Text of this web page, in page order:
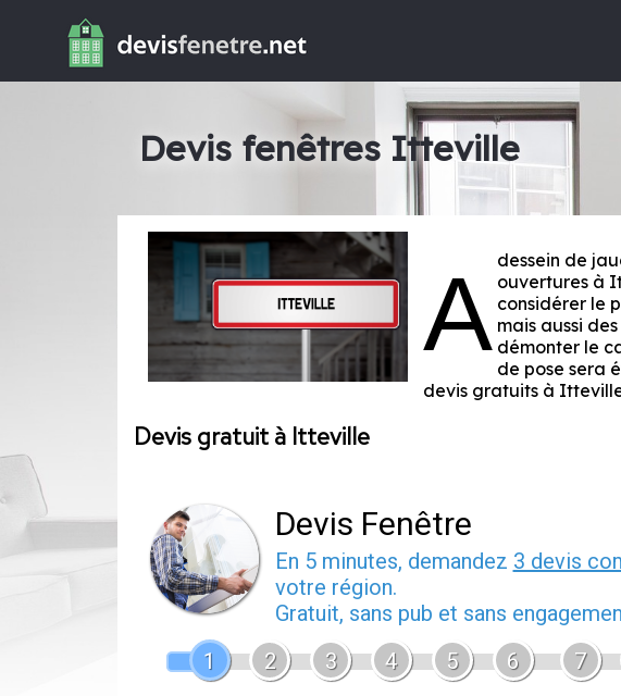
Devis fenêtres Itteville
A dessein de
ouvertures à
considérer le
mais aussi
démonter le
de pose sera
devis gratuits à
Devis gratuit à Itteville
Devis Fenêtre
En 5 minutes, demandez 3 devis
votre région.
Gratuit, sans pub et sans
1
2 3 4 5 6 7